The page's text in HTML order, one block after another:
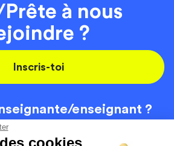
cookies
à nous
?
Inscris-toi
enseignant ?
On recrute